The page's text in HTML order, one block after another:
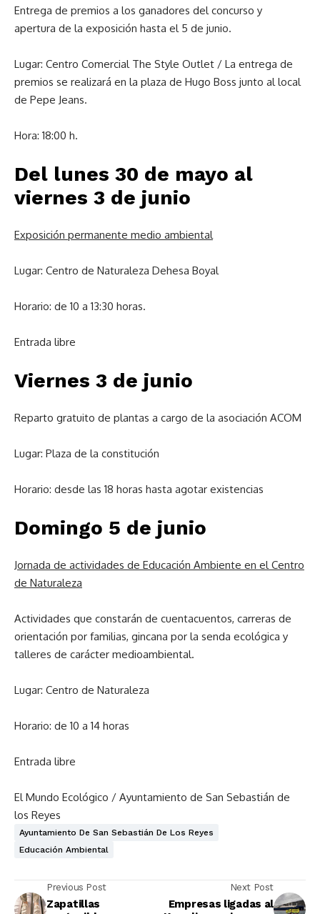
Entrega de premios a los ganadores del concurso y
apertura de la exposición hasta el 5 de junio.
Lugar: Centro Comercial The Style Outlet / La entrega de
premios se realizará en la plaza de Hugo Boss junto al local
de Pepe Jeans.
Hora: 18:00 h.
Del lunes 30 de mayo al
viernes 3 de junio
Exposición permanente medio ambiental
Lugar: Centro de Naturaleza Dehesa Boyal
Horario: de 10 a 13:30 horas.
Entrada libre
Viernes 3 de junio
Reparto gratuito de plantas a cargo de la asociación ACOM
Lugar: Plaza de la constitución
Horario: desde las 18 horas hasta agotar existencias
Domingo 5 de junio
Jornada de actividades de Educación Ambiente en el Centro
de Naturaleza
Actividades que constarán de cuentacuentos, carreras de
orientación por familias, gincana por la senda ecológica y
talleres de carácter medioambiental.
Lugar: Centro de Naturaleza
Horario: de 10 a 14 horas
Entrada libre
El Mundo Ecológico / Ayuntamiento de San Sebastián de
los Reyes
Ayuntamiento De San Sebastián De Los Reyes
Educación Ambiental
Previous Post
Zapatillas
Next Post
Empresas ligadas al